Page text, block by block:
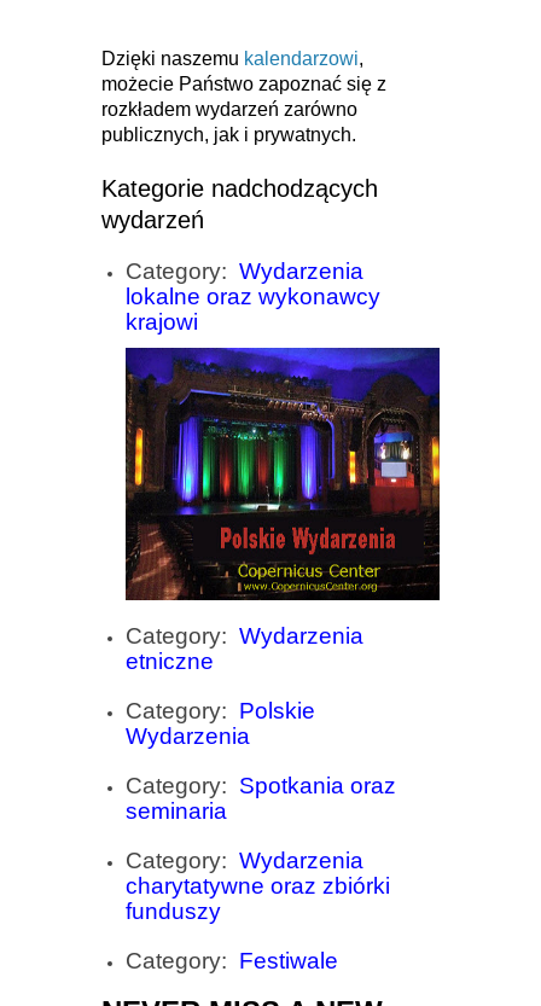
Dzięki naszemu kalendarzowi,
możecie Państwo zapoznać się z
rozkładem wydarzeń zarówno
publicznych, jak i prywatnych.
Kategorie nadchodzących
wydarzeń
Category: Wydarzenia
lokalne oraz wykonawcy
krajowi
Category: Wydarzenia
etniczne
Category: Polskie
Wydarzenia
Category: Spotkania oraz
seminaria
Category: Wydarzenia
charytatywne oraz zbiórki
funduszy
Category: Festiwale